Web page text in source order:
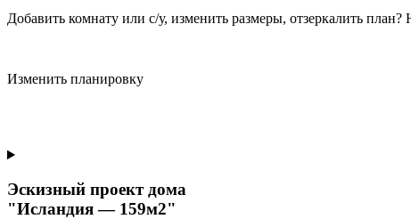
Добавить комнату или с/у, изменить размеры, отзеркалить
Изменить планировку
Эскизный проект дома
"Исландия — 159м2"